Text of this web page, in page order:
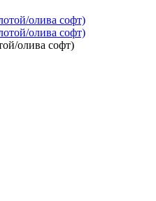
олива софт)